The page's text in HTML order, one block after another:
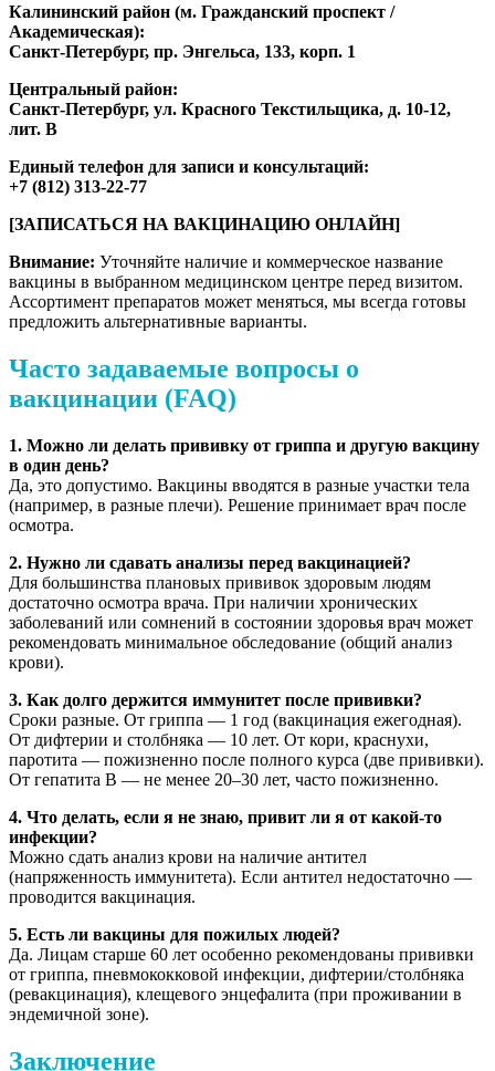
Калининский район (м. Гражданский проспект /
Академическая):
Санкт-Петербург, пр. Энгельса, 133, корп. 1
Центральный район:
Санкт-Петербург, ул. Красного Текстильщика, д. 10-12,
лит. В
Единый телефон для записи и консультаций:
+7 (812) 313-22-77
[ЗАПИСАТЬСЯ НА ВАКЦИНАЦИЮ ОНЛАЙН]
Внимание: Уточняйте наличие и коммерческое название
вакцины в выбранном медицинском центре перед визитом.
Ассортимент препаратов может меняться, мы всегда готовы
предложить альтернативные варианты.
Часто задаваемые вопросы о
вакцинации (FAQ)
1. Можно ли делать прививку от гриппа и другую вакцину
в один день?
Да, это допустимо. Вакцины вводятся в разные участки тела
(например, в разные плечи). Решение принимает врач после
осмотра.
2. Нужно ли сдавать анализы перед вакцинацией?
Для большинства плановых прививок здоровым людям
достаточно осмотра врача. При наличии хронических
заболеваний или сомнений в состоянии здоровья врач может
рекомендовать минимальное обследование (общий анализ
крови).
3. Как долго держится иммунитет после прививки?
Сроки разные. От гриппа — 1 год (вакцинация ежегодная).
От дифтерии и столбняка — 10 лет. От кори, краснухи,
паротита — пожизненно после полного курса (две прививки).
От гепатита В — не менее 20–30 лет, часто пожизненно.
4. Что делать, если я не знаю, привит ли я от какой-то
инфекции?
Можно сдать анализ крови на наличие антител
(напряженность иммунитета). Если антител недостаточно —
проводится вакцинация.
5. Есть ли вакцины для пожилых людей?
Да. Лицам старше 60 лет особенно рекомендованы прививки
от гриппа, пневмококковой инфекции, дифтерии/столбняка
(ревакцинация), клещевого энцефалита (при проживании в
эндемичной зоне).
Заключение